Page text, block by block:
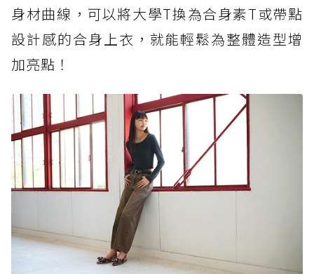
身材曲線，可以將大學T換為合身素T或帶點
設計感的合身上衣，就能輕鬆為整體造型增
加亮點！